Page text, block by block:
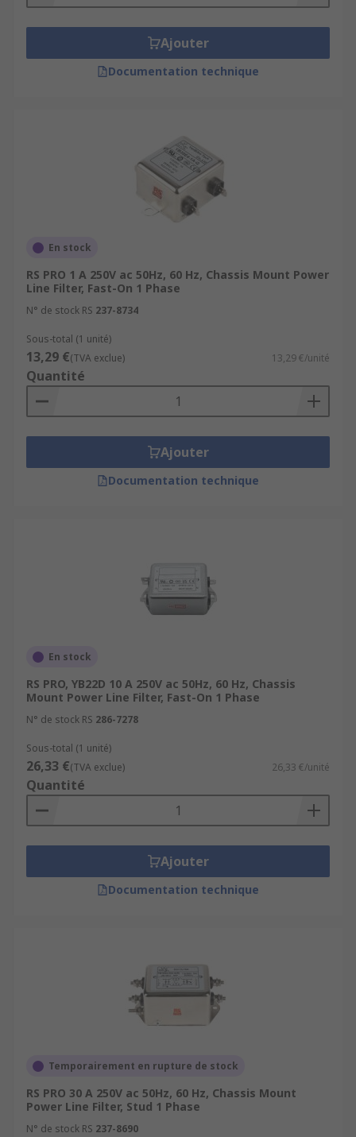
Ajouter
Documentation technique
En stock
RS PRO 1 A 250V ac 50Hz, 60 Hz, Chassis Mount Power
Line Filter, Fast-On 1 Phase
N° de stock RS 237-8734
Sous-total (1 unité)
13,29 €(TVA exclue) 13,29 €/unité
Quantité
Ajouter
Documentation technique
En stock
RS PRO, YB22D 10 A 250V ac 50Hz, 60 Hz, Chassis
Mount Power Line Filter, Fast-On 1 Phase
N° de stock RS 286-7278
Sous-total (1 unité)
26,33 €(TVA exclue) 26,33 €/unité
Quantité
Ajouter
Documentation technique
Temporairement en rupture de stock
RS PRO 30 A 250V ac 50Hz, 60 Hz, Chassis Mount
Power Line Filter, Stud 1 Phase
N° de stock RS 237-8690